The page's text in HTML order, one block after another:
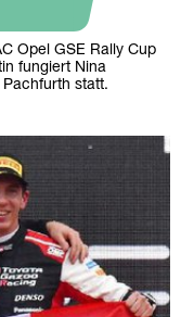
Opel GSE Rally Cup
fungiert Nina
statt.